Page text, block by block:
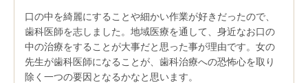
口の中を綺麗にすることや細かい作業が好きだったので、
歯科医師を志しました。地域医療を通して、身近なお口の
中の治療をすることが大事だと思った事が理由です。女の
先生が歯科医師になることが、歯科治療への恐怖心を取り
除く一つの要因となるかなと思います。